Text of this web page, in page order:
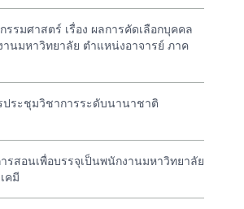
รมศาสตร์ เรื่อง ผลการคัดเลือกบุคคล
านมหาวิทยาลัย ตำแหน่งอาจารย์ ภาค
ระชุมวิชาการระดับนานาชาติ
รสอนเพื่อบรรจุเป็นพนักงานมหาวิทยาลัย
คมี